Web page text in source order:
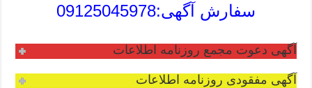
سفارش آگهی:09125045978
آگهی دعوت مجمع روزنامه اطلاعات
آگهی مفقودی روزنامه اطلاعات